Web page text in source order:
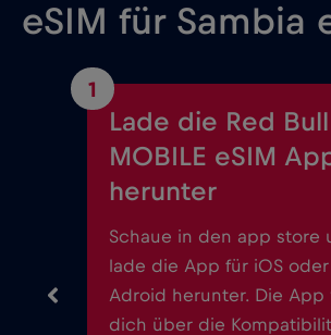
eSIM für Sambia
1
Lade die Red Bull
MOBILE eSIM
herunter
Schaue in den app store
lade die App für iOS oder
Adroid herunter. Die App
dich über die